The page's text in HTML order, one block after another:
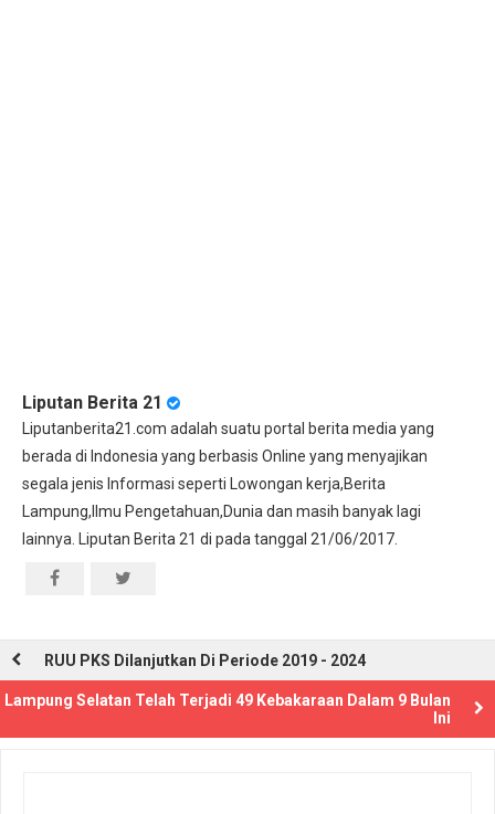
Liputan Berita 21
Liputanberita21.com adalah suatu portal berita media yang
berada di Indonesia yang berbasis Online yang menyajikan
segala jenis Informasi seperti Lowongan kerja,Berita
Lampung,Ilmu Pengetahuan,Dunia dan masih banyak lagi
lainnya. Liputan Berita 21 di pada tanggal 21/06/2017.
RUU PKS Dilanjutkan Di Periode 2019 - 2024
Lampung Selatan Telah Terjadi 49 Kebakaraan Dalam 9 Bulan
Ini